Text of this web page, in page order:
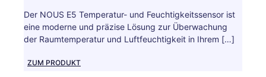
Der NOUS E5 Temperatur- und Feuchtigkeitssensor ist
eine moderne und präzise Lösung zur Überwachung
der Raumtemperatur und Luftfeuchtigkeit in Ihrem […]
ZUM PRODUKT